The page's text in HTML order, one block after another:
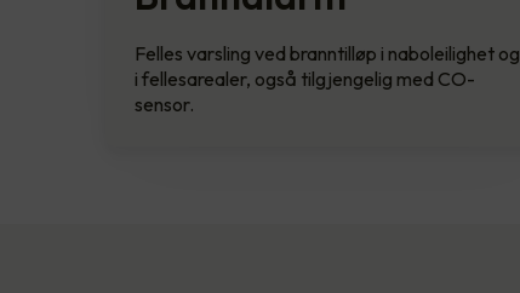
Felles varsling ved branntilløp i naboleilighet og
i fellesarealer, også tilgjengelig med CO-
sensor.